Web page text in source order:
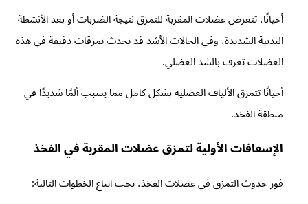
أحيانًا، تتعرض عضلات المقربة للتمزق نتيجة الضربات أو بعد الأنشطة
البدنية الشديدة، وفي الحالات الأشد قد تحدث تمزقات دقيقة في هذه
العضلات تعرف بالشد العضلي.
أحيانًا تتمزق الألياف العضلية بشكل كامل مما يسبب ألمًا شديدًا في
منطقة الفخذ.
الإسعافات الأولية لتمزق عضلات المقربة في الفخذ
فور حدوث التمزق في عضلات الفخذ، يجب اتباع الخطوات التالية: